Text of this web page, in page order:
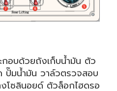
กอบด้วยถังเก็บน้ำมัน ตัว
มน้ำมัน วาล์วตรวจสอบ
โซลินอยด์ ตัวล็อกไฮดรอ